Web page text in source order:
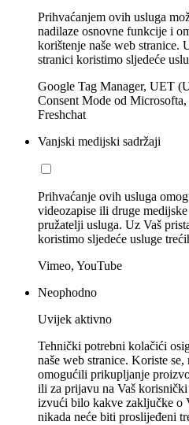
Prihvaćanjem ovih usluga
nadilaze osnovne funkcije i
korištenje naše web stranice.
stranici koristimo sljedeće
Google Tag Manager, UET
Consent Mode od
Freshchat
Vanjski medijski sadržaji
Prihvaćanje ovih usluga
videozapise ili druge
pružatelji usluga. Uz Vaš
koristimo sljedeće usluge
Vimeo, YouTube
Neophodno
Uvijek aktivno
Tehnički potrebni kolačići
naše web stranice. Koriste
omogućili prikupljanje
ili za prijavu na Vaš
izvući bilo kakve zaključke o
nikada neće biti proslijeđeni